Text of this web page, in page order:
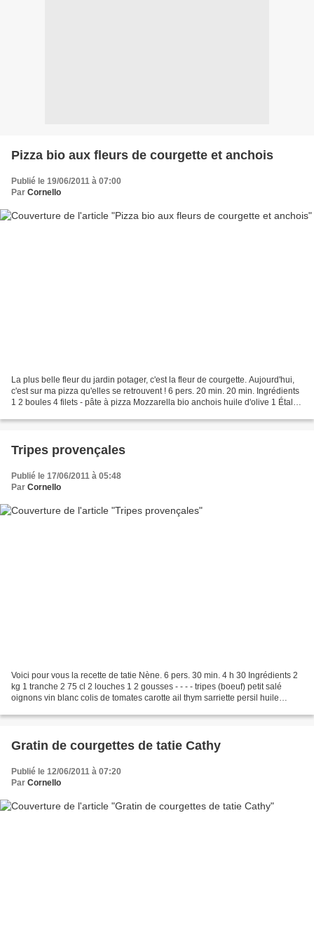
Pizza bio aux fleurs de courgette et anchois
Publié le 19/06/2011 à 07:00
Par Cornello
La plus belle fleur du jardin potager, c'est la fleur de courgette. Aujourd'hui,
c'est sur ma pizza qu'elles se retrouvent ! 6 pers. 20 min. 20 min. Ingrédients
1 2 boules 4 filets - pâte à pizza Mozzarella bio anchois huile d'olive 1 Étalez
Tripes provençales
Publié le 17/06/2011 à 05:48
Par Cornello
Voici pour vous la recette de tatie Nène. 6 pers. 30 min. 4 h 30 Ingrédients 2
kg 1 tranche 2 75 cl 2 louches 1 2 gousses - - - - tripes (boeuf) petit salé
oignons vin blanc colis de tomates carotte ail thym sarriette persil huile
Gratin de courgettes de tatie Cathy
Publié le 12/06/2011 à 07:20
Par Cornello